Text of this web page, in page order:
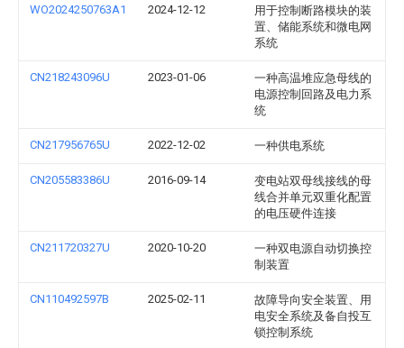
WO2024250763A1 2024-12-12
用于控制断路模块的装
置、储能系统和微电网
系统
CN218243096U 2023-01-06
一种高温堆应急母线的
电源控制回路及电力系
统
CN217956765U 2022-12-02 一种供电系统
CN205583386U 2016-09-14
变电站双母线接线的母
线合并单元双重化配置
的电压硬件连接
CN211720327U 2020-10-20
一种双电源自动切换控
制装置
CN110492597B 2025-02-11
故障导向安全装置、用
电安全系统及备自投互
锁控制系统